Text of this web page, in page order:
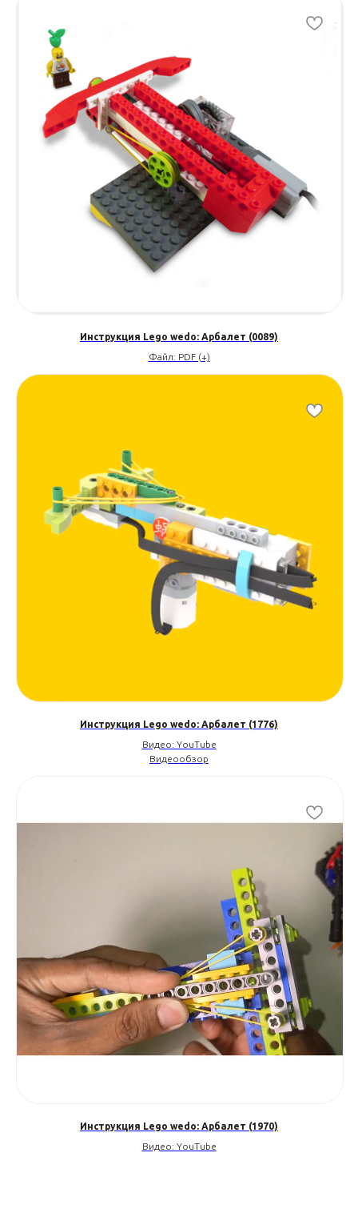
Инструкция Lego wedo: Арбалет (0089)
Файл: PDF (+)
Инструкция Lego wedo: Арбалет (1776)
Видео: YouTube
Видеообзор
Инструкция Lego wedo: Арбалет (1970)
Видео: YouTube